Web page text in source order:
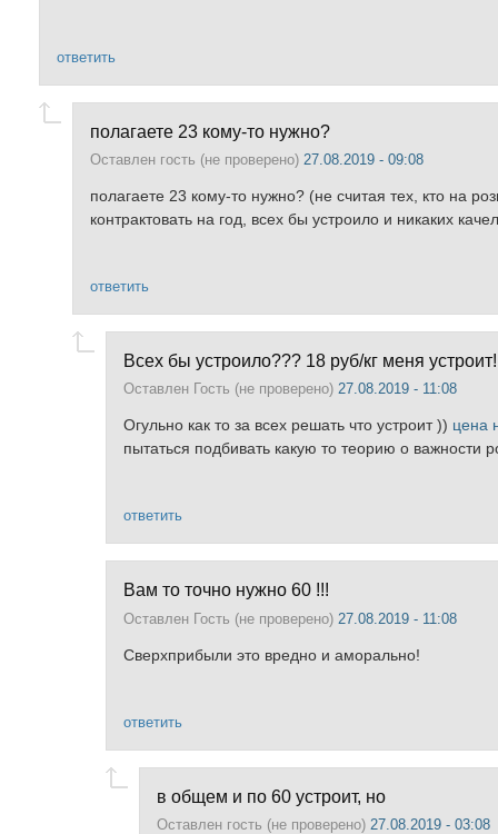
ответить
полагаете 23 кому-то нужно?
Оставлен гость (не проверено) 27.08.2019 - 09:08
полагаете 23 кому-то нужно? (не считая тех, кто на
контрактовать на год, всех бы устроило и никаких
ответить
Всех бы устроило??? 18 руб/кг меня
Оставлен Гость (не проверено) 27.08.2019 - 11:08
Огульно как то за всех решать что устроит )) цена
пытаться подбивать какую то теорию о важности
ответить
Вам то точно нужно 60 !!!
Оставлен Гость (не проверено) 27.08.2019 - 11:08
Сверхприбыли это вредно и аморально!
ответить
в общем и по 60 устроит, но
Оставлен гость (не проверено) 27.08.2019 - 03:08